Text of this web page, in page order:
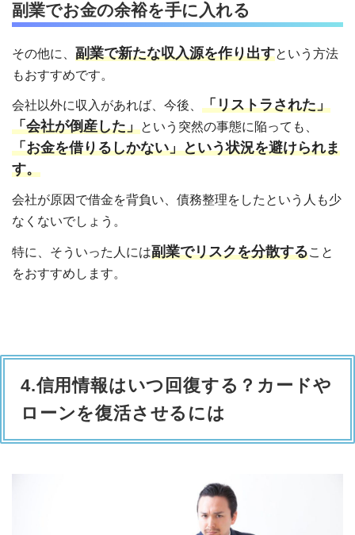
副業でお金の余裕を手に入れる
その他に、 副業で新たな収入源を作り出すという方法
もおすすめです。
会社以外に収入があれば、今後、 「リストラされた」
「会社が倒産した」という突然の事態に陥っても、
「お金を借りるしかない」という状況を避けられま
す。
会社が原因で借金を背負い、債務整理をしたという人も少
なくないでしょう。
特に、そういった人には副業でリスクを分散すること
をおすすめします。
4.信用情報はいつ回復する？カードや
ローンを復活させるには